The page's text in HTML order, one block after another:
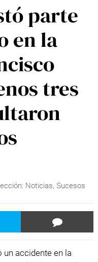
parte
en la
tres
Noticias, Sucesos
un accidente en la